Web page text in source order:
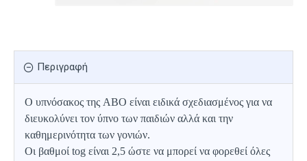
Περιγραφή
Ο υπνόσακος της ABO είναι ειδικά σχεδιασμένος για να
διευκολύνει τον ύπνο των παιδιών αλλά και την
καθημερινότητα των γονιών.
Οι βαθμοί tog είναι 2,5 ώστε να μπορεί να φορεθεί όλες